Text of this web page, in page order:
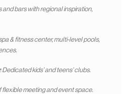
and bars with regional inspiration,
& fitness center, multi-level pools,
: Dedicated kids’ and teens’ clubs.
flexible meeting and event space.